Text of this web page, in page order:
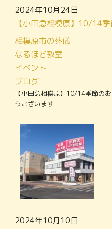
2024年10月24日
相模原市の葬儀
なるほど教室
イベント
ブログ
【小田急相模原】10/14季節の
うございます
2024年10月10日